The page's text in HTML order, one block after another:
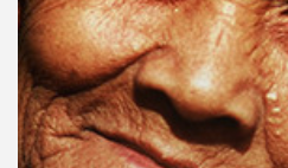
เพลง
บทความ